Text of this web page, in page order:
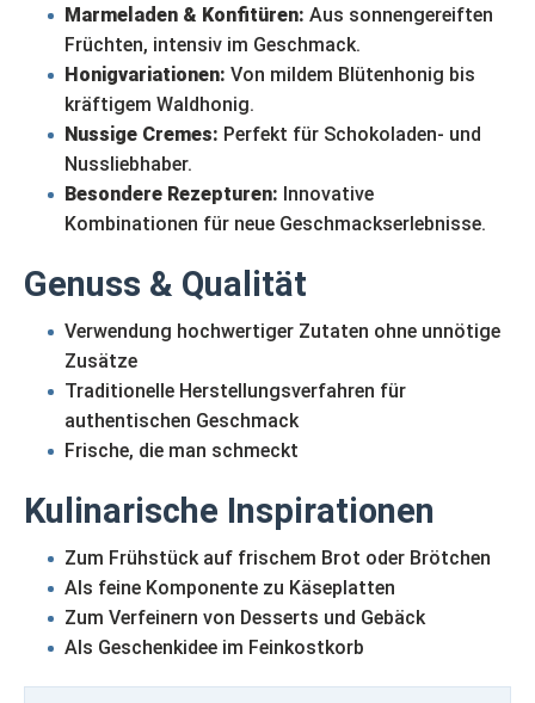
Marmeladen & Konfitüren: Aus sonnengereiften
Früchten, intensiv im Geschmack.
Honigvariationen: Von mildem Blütenhonig bis
kräftigem Waldhonig.
Nussige Cremes: Perfekt für Schokoladen- und
Nussliebhaber.
Besondere Rezepturen: Innovative
Kombinationen für neue Geschmackserlebnisse.
Genuss & Qualität
Verwendung hochwertiger Zutaten ohne unnötige
Zusätze
Traditionelle Herstellungsverfahren für
authentischen Geschmack
Frische, die man schmeckt
Kulinarische Inspirationen
Zum Frühstück auf frischem Brot oder Brötchen
Als feine Komponente zu Käseplatten
Zum Verfeinern von Desserts und Gebäck
Als Geschenkidee im Feinkostkorb